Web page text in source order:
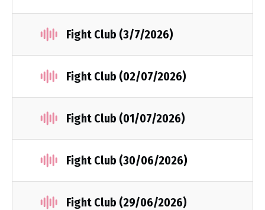
Fight Club (3/7/2026)
Fight Club (02/07/2026)
Fight Club (01/07/2026)
Fight Club (30/06/2026)
Fight Club (29/06/2026)